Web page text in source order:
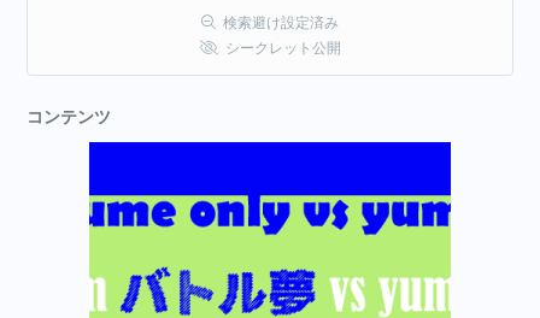
検索避け設定済み
シークレット公開
コンテンツ